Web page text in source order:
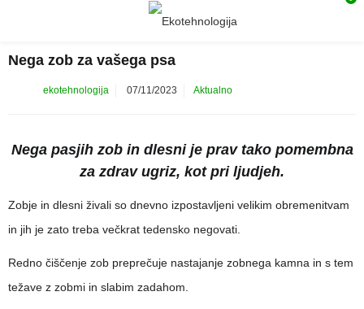
Nega zob za vašega psa
ekotehnologija
Posted
07/11/2023 Aktualno
Nega pasjih zob in dlesni je prav tako pomembna
za zdrav ugriz, kot pri ljudjeh.
Zobje in dlesni živali so dnevno izpostavljeni velikim obremenitvam
in jih je zato treba večkrat tedensko negovati.
Redno čiščenje zob preprečuje nastajanje zobnega kamna in s tem
težave z zobmi in slabim zadahom.